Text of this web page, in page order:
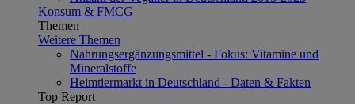
Konsum & FMCG
Themen
Weitere Themen
Nahrungsergänzungsmittel - Fokus: Vitamine und
Mineralstoffe
Heimtiermarkt in Deutschland - Daten & Fakten
Top Report